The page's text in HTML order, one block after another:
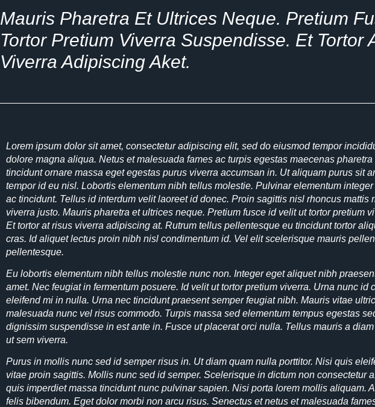
Mauris Pharetra Et Ultrices Neque. Pretium
Tortor Pretium Viverra Suspendisse. Et Tortor
Viverra Adipiscing Aket.
Lorem ipsum dolor sit amet, consectetur adipiscing elit, sed do eiusmod tempor
dolore magna aliqua. Netus et malesuada fames ac turpis egestas maecenas
tincidunt ornare massa eget egestas purus viverra accumsan in. Ut aliquam purus sit
tempor id eu nisl. Lobortis elementum nibh tellus molestie. Pulvinar elementum
ac tincidunt. Tellus id interdum velit laoreet id donec. Proin sagittis nisl rhoncus mattis
viverra justo. Mauris pharetra et ultrices neque. Pretium fusce id velit ut tortor pretium
Et tortor at risus viverra adipiscing at. Rutrum tellus pellentesque eu tincidunt tortor
cras. Id aliquet lectus proin nibh nisl condimentum id. Vel elit scelerisque mauris
pellentesque.
Eu lobortis elementum nibh tellus molestie nunc non. Integer eget aliquet nibh
amet. Nec feugiat in fermentum posuere. Id velit ut tortor pretium viverra. Urna nunc id
eleifend mi in nulla. Urna nec tincidunt praesent semper feugiat nibh. Mauris vitae
malesuada nunc vel risus commodo. Turpis massa sed elementum tempus egestas
dignissim suspendisse in est ante in. Fusce ut placerat orci nulla. Tellus mauris a
ut sem viverra.
Purus in mollis nunc sed id semper risus in. Ut diam quam nulla porttitor. Nisi quis
vitae proin sagittis. Mollis nunc sed id semper. Scelerisque in dictum non consectetur
quis imperdiet massa tincidunt nunc pulvinar sapien. Nisi porta lorem mollis aliquam.
felis bibendum. Eget dolor morbi non arcu risus. Senectus et netus et malesuada